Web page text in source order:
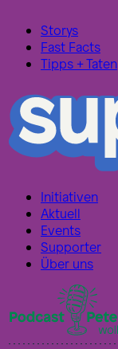
Storys
Fast Facts
Tipps + Taten
Initiativen
Aktuell
Events
Supporter
Über uns